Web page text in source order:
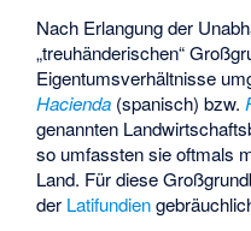
Nach Erlangung der
„treuhänderischen“
Eigentumsverhältnisse
Hacienda (spanisch) bzw.
genannten
so umfassten sie oftmals
Land. Für diese
der Latifundien